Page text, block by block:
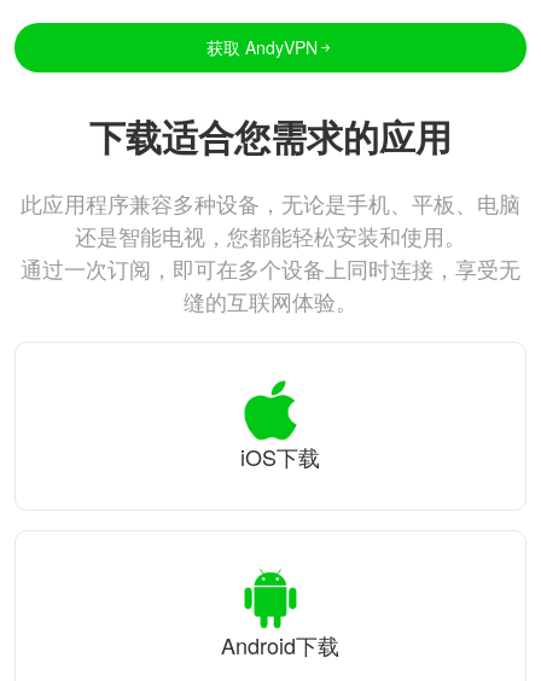
获取 AndyVPN
下载适合您需求的应用
此应用程序兼容多种设备，无论是手机、平板、电脑
还是智能电视，您都能轻松安装和使用。
通过一次订阅，即可在多个设备上同时连接，享受无
缝的互联网体验。
iOS下载
Android下载